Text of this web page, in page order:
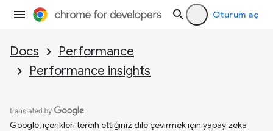
Oturum aç
Docs
Performance
Performance insights
Google, içerikleri tercih ettiğiniz dile çevirmek için yapay zeka